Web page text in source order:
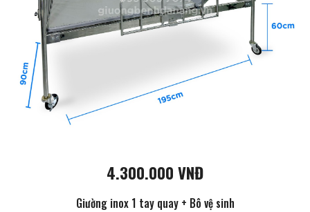
4.300.000 VNĐ
Giường inox 1 tay quay + Bô vệ sinh